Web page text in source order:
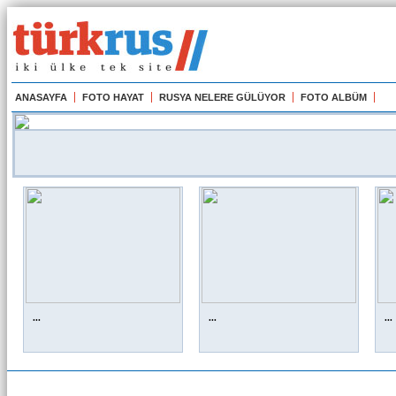
ANASAYFA FOTO HAYAT RUSYA NELERE GÜLÜYOR FOTO ALBÜM
... ... ...